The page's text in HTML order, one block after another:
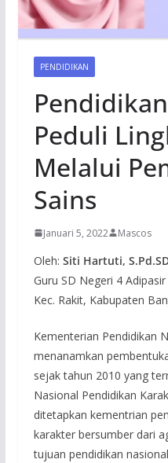
PENDIDIKAN
Peduli
Melalui
Sains
Januari 5, 2022 Mascos
Oleh: Siti Hartuti,
Guru SD Negeri 4 Adipasir
Kec. Rakit, Kabupaten
Kementerian Pendidikan
menanamkan
sejak tahun 2010 yang
Nasional Pendidikan
ditetapkan kementrian
karakter bersumber dari
tujuan pendidikan